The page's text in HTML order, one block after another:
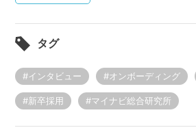
タグ
#インタビュー #オンボーディング
#新卒採用 #マイナビ総合研究所